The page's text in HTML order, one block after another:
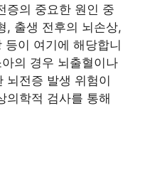
증의 중요한 원인 중
, 출생 전후의 뇌손상,
이 여기에 해당합니
의 경우 뇌출혈이나
뇌전증 발생 위험이
의학적 검사를 통해